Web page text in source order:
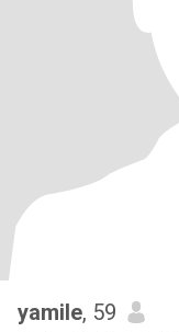
yamile, 59